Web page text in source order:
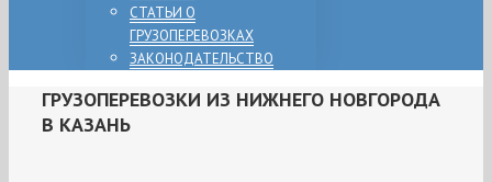
СТАТЬИ О
ГРУЗОПЕРЕВОЗКАХ
ЗАКОНОДАТЕЛЬСТВО
ГРУЗОПЕРЕВОЗКИ ИЗ НИЖНЕГО НОВГОРОДА
В КАЗАНЬ